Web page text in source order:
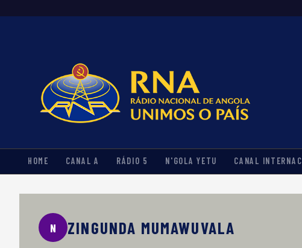
HOME CANAL A RÁDIO 5 N'GOLA YETU CANAL
N ZINGUNDA MUMAWUVALA